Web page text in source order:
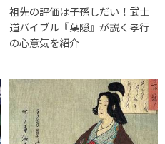
祖先の評価は子孫しだい！武士
道バイブル『葉隠』が説く孝行
の心意気を紹介